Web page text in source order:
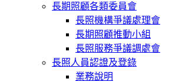
長期照顧各類委員會
長照機構爭議處理會
長期照顧推動小組
長照服務爭議調處會
長照人員認證及登錄
業務說明